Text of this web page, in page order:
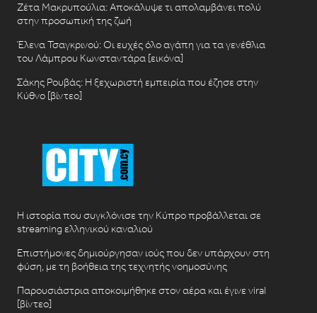
Ζέτα Μακρυπούλια: Αποκάλυψε τι απολαμβάνει πολύ
στην προσωπική της ζωή
Έλενα Τσαγκρινού: Οι ευχές όλο αγάπη για τα γενέθλια
του Λάμπρου Κωνσταντάρα [εικόνα]
Σάκης Ρουβάς: Η ξεχωριστή εμπειρία που έζησε στην
Κύθνο [βίντεο]
Η ιστορία που συγκλόνισε την Κύπρο προβάλλεται σε
streaming ελληνικού καναλιού
Επιστήμονες δημιούργησαν ιούς που δεν υπάρχουν στη
φύση, με τη βοήθεια της τεχνητής νοημοσύνης
Παρουσιάστρια αποκοιμήθηκε στον αέρα και έγινε viral
[βίντεο]